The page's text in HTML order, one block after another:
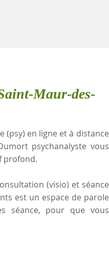
Maur-des-
(psy) en ligne et à distance
psychanalyste vous
profond.
(visio) et séance
est un espace de parole
séance, pour que vous